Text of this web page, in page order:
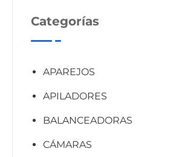
Categorías
APAREJOS
APILADORES
BALANCEADORAS
CÁMARAS